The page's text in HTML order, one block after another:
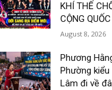
KHÍ THẾ
CỘNG
August 8, 2026
Phương
Phường kiểu
Lâm đi về